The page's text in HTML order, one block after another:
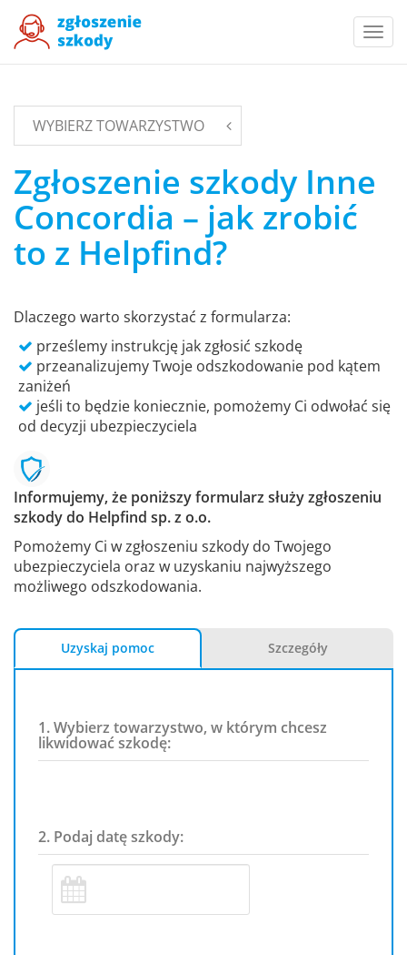
WYBIERZ TOWARZYSTWO
Zgłoszenie szkody Inne
Concordia – jak zrobić
to z Helpfind?
Dlaczego warto skorzystać z formularza:
prześlemy instrukcję jak zgłosić szkodę
przeanalizujemy Twoje odszkodowanie pod kątem
zaniżeń
jeśli to będzie koniecznie, pomożemy Ci odwołać się
od decyzji ubezpieczyciela
Informujemy, że poniższy formularz służy zgłoszeniu
szkody do Helpfind sp. z o.o.
Pomożemy Ci w zgłoszeniu szkody do Twojego
ubezpieczyciela oraz w uzyskaniu najwyższego
możliwego odszkodowania.
Uzyskaj pomoc Szczegóły
1. Wybierz towarzystwo, w którym chcesz
likwidować szkodę:
2. Podaj datę szkody: